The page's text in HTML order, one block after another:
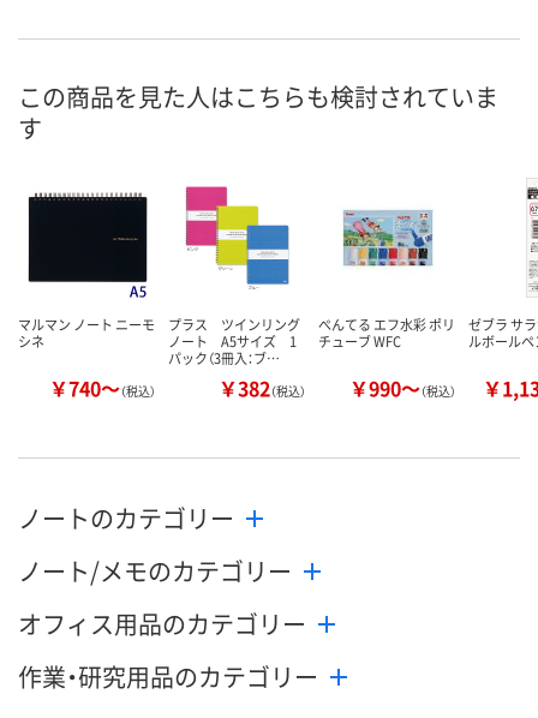
この商品を見た人はこちらも検討されていま
す
マルマン ノート ニーモ
シネ
￥740～（税込）
プラス ツインリング
ノート A5サイズ 1
パック（3冊入：ブ…
￥382（税込）
ぺんてる エフ水彩 ポリ
チューブ WFC
￥990～（税込）
ゼブラ サ
ルボールペ
￥
ノートのカテゴリー
ノート/メモのカテゴリー
オフィス用品のカテゴリー
作業・研究用品のカテゴリー